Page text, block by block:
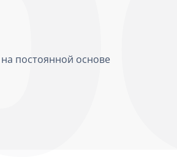
постоянной основе